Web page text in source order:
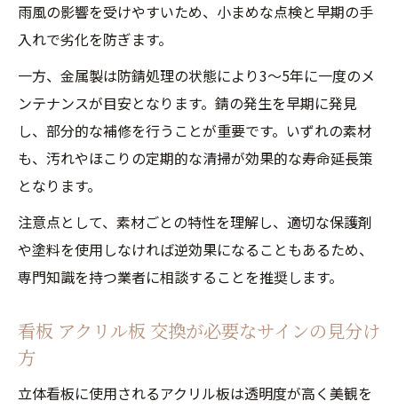
雨風の影響を受けやすいため、小まめな点検と早期の手
入れで劣化を防ぎます。
一方、金属製は防錆処理の状態により3～5年に一度のメ
ンテナンスが目安となります。錆の発生を早期に発見
し、部分的な補修を行うことが重要です。いずれの素材
も、汚れやほこりの定期的な清掃が効果的な寿命延長策
となります。
注意点として、素材ごとの特性を理解し、適切な保護剤
や塗料を使用しなければ逆効果になることもあるため、
専門知識を持つ業者に相談することを推奨します。
看板 アクリル板 交換が必要なサインの見分け
方
立体看板に使用されるアクリル板は透明度が高く美観を